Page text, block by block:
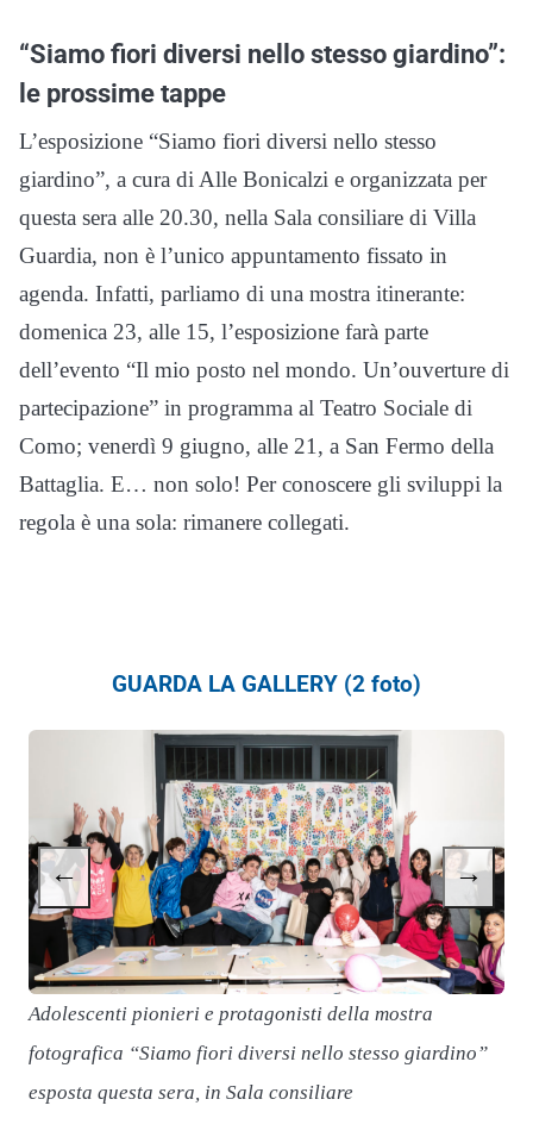
“Siamo fiori diversi nello stesso giardino”:
le prossime tappe
L’esposizione “Siamo fiori diversi nello stesso
giardino”, a cura di Alle Bonicalzi e organizzata per
questa sera alle 20.30, nella Sala consiliare di Villa
Guardia, non è l’unico appuntamento fissato in
agenda. Infatti, parliamo di una mostra itinerante:
domenica 23, alle 15, l’esposizione farà parte
dell’evento “Il mio posto nel mondo. Un’ouverture di
partecipazione” in programma al Teatro Sociale di
Como; venerdì 9 giugno, alle 21, a San Fermo della
Battaglia. E… non solo! Per conoscere gli sviluppi la
regola è una sola: rimanere collegati.
GUARDA LA GALLERY (2 foto)
Adolescenti pionieri e protagonisti della mostra
fotografica “Siamo fiori diversi nello stesso giardino”
esposta questa sera, in Sala consiliare
← →